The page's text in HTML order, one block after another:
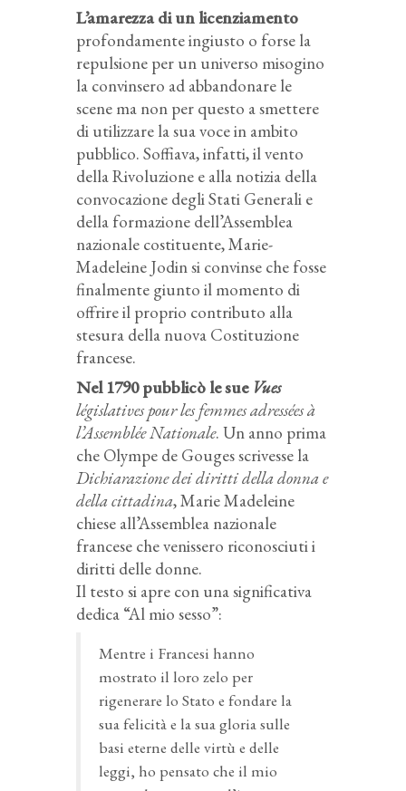
L’amarezza di un licenziamento
profondamente ingiusto o forse la
repulsione per un universo misogino
la convinsero ad abbandonare le
scene ma non per questo a smettere
di utilizzare la sua voce in ambito
pubblico. Soffiava, infatti, il vento
della Rivoluzione e alla notizia della
convocazione degli Stati Generali e
della formazione dell’Assemblea
nazionale costituente, Marie-
Madeleine Jodin si convinse che fosse
finalmente giunto il momento di
offrire il proprio contributo alla
stesura della nuova Costituzione
francese.
Nel 1790 pubblicò le sue Vues
législatives pour les femmes adressées à
l’Assemblée Nationale. Un anno prima
che Olympe de Gouges scrivesse la
Dichiarazione dei diritti della donna e
della cittadina, Marie Madeleine
chiese all’Assemblea nazionale
francese che venissero riconosciuti i
diritti delle donne.
Il testo si apre con una significativa
dedica “Al mio sesso”:
Mentre i Francesi hanno
mostrato il loro zelo per
rigenerare lo Stato e fondare la
sua felicità e la sua gloria sulle
basi eterne delle virtù e delle
leggi, ho pensato che il mio